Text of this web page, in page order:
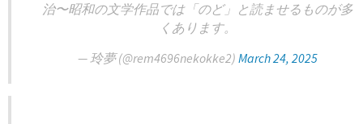
治〜昭和の文学作品では「のど」と読ませるものが多
くあります。
— 玲夢 (@rem4696nekokke2) March 24, 2025